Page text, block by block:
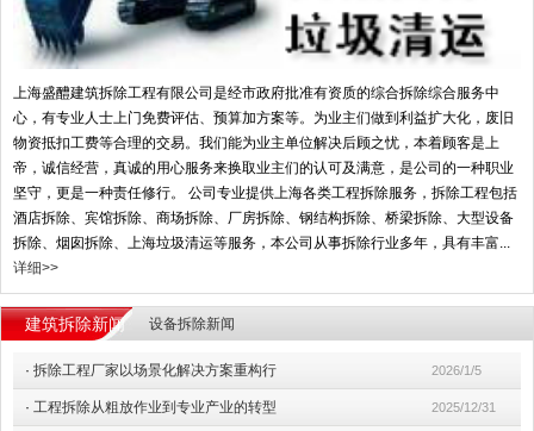
上海盛醴建筑拆除工程有限公司是经市政府批准有资质的综合拆除综合服务中
心，有专业人士上门免费评估、预算加方案等。为业主们做到利益扩大化，废旧
物资抵扣工费等合理的交易。我们能为业主单位解决后顾之忧，本着顾客是上
帝，诚信经营，真诚的用心服务来换取业主们的认可及满意，是公司的一种职业
坚守，更是一种责任修行。 公司专业提供上海各类工程拆除服务，拆除工程包括
酒店拆除、宾馆拆除、商场拆除、厂房拆除、钢结构拆除、桥梁拆除、大型设备
拆除、烟囱拆除、上海垃圾清运等服务，本公司从事拆除行业多年，具有丰富...
详细>>
建筑拆除新闻 设备拆除新闻
· 拆除工程厂家以场景化解决方案重构行 2026/1/5
· 工程拆除从粗放作业到专业产业的转型 2025/12/31